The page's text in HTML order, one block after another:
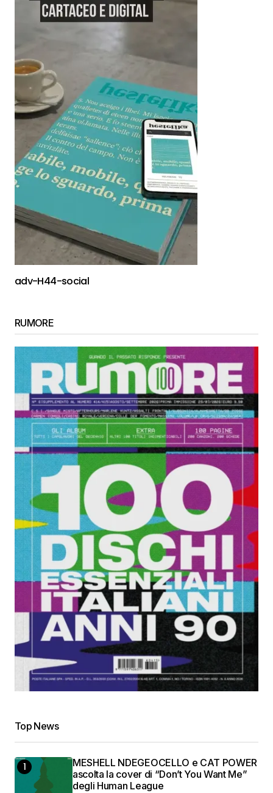
adv-H44-social
RUMORE
Top News
MESHELL NDEGEOCELLO e CAT POWER
ascolta la cover di “Don’t You Want Me”
degli Human League